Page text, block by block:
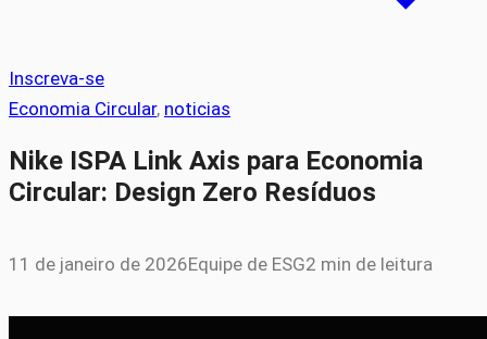
Inscreva-se
Economia Circular, noticias
Nike ISPA Link Axis para Economia
Circular: Design Zero Resíduos
11 de janeiro de 2026Equipe de ESG2 min de leitura